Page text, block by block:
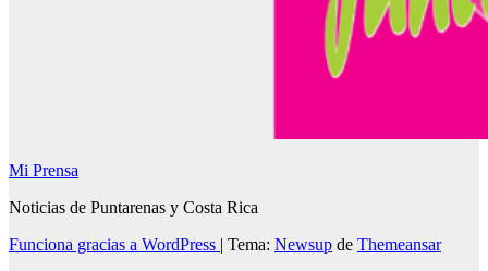
Mi Prensa
Noticias de Puntarenas y Costa Rica
Funciona gracias a WordPress | Tema: Newsup de Themeansar